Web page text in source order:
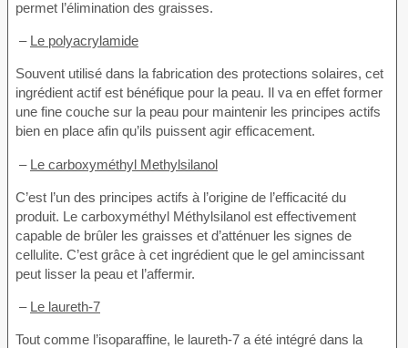
permet l’élimination des graisses.
– Le polyacrylamide
Souvent utilisé dans la fabrication des protections solaires, cet
ingrédient actif est bénéfique pour la peau. Il va en effet former
une fine couche sur la peau pour maintenir les principes actifs
bien en place afin qu’ils puissent agir efficacement.
– Le carboxyméthyl Methylsilanol
C’est l’un des principes actifs à l’origine de l’efficacité du
produit. Le carboxyméthyl Méthylsilanol est effectivement
capable de brûler les graisses et d’atténuer les signes de
cellulite. C’est grâce à cet ingrédient que le gel amincissant
peut lisser la peau et l’affermir.
– Le laureth-7
Tout comme l’isoparaffine, le laureth-7 a été intégré dans la